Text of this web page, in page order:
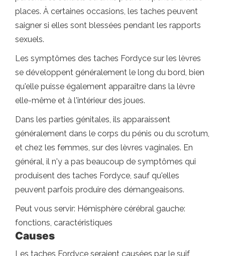
places. À certaines occasions, les taches peuvent
saigner si elles sont blessées pendant les rapports
sexuels.
Les symptômes des taches Fordyce sur les lèvres
se développent généralement le long du bord, bien
qu'elle puisse également apparaître dans la lèvre
elle-même et à l'intérieur des joues.
Dans les parties génitales, ils apparaissent
généralement dans le corps du pénis ou du scrotum,
et chez les femmes, sur des lèvres vaginales. En
général, il n'y a pas beaucoup de symptômes qui
produisent des taches Fordyce, sauf qu'elles
peuvent parfois produire des démangeaisons.
Peut vous servir: Hémisphère cérébral gauche:
fonctions, caractéristiques
Causes
Les taches Fordyce seraient causées par le suif